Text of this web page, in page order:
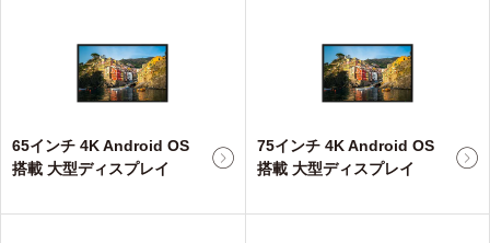
65インチ 4K Android OS
搭載 大型ディスプレイ
75インチ 4K Android OS
搭載 大型ディスプレイ